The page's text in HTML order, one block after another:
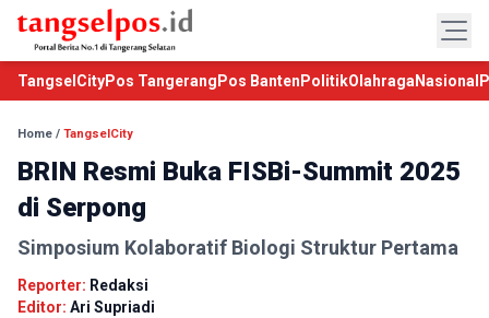
TangselCityPos Tangerang Pos Banten PolitikOlahraga Nasional
Home / TangselCity
BRIN Resmi Buka FISBi-Summit 2025
di Serpong
Simposium Kolaboratif Biologi Struktur Pertama
Reporter: Redaksi
Editor: Ari Supriadi